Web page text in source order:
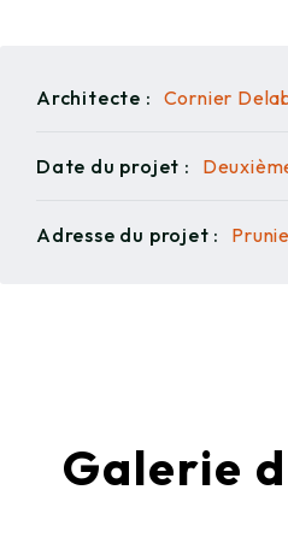
Architecte : Cornier
Date du projet :
Adresse du projet :
Galerie